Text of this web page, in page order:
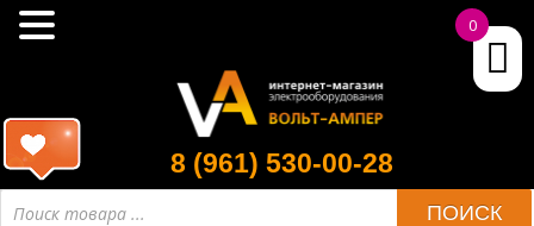
8 (961) 530-00-28
ПОИСК
0